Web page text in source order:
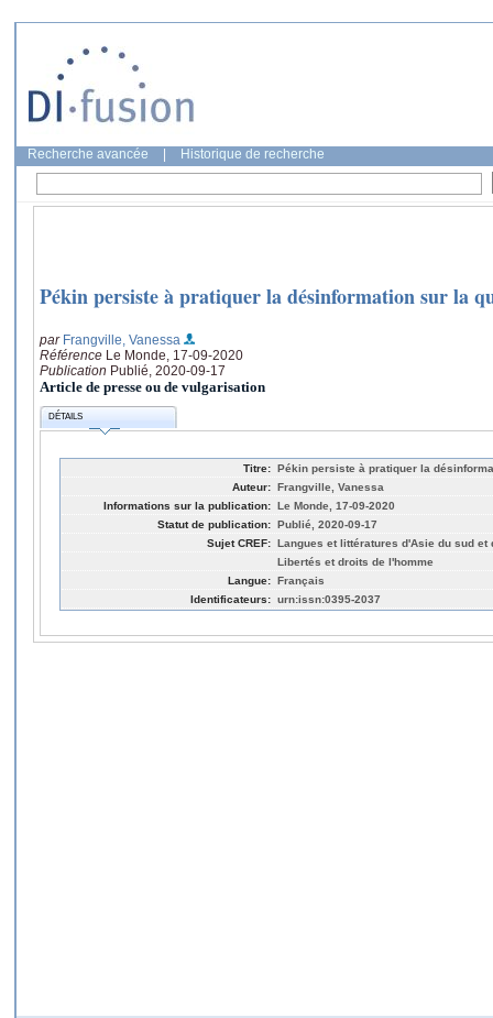
Recherche avancée Historique de recherche
Pékin persiste à pratiquer la désinformation sur la
par Frangville, Vanessa
Référence Le Monde, 17-09-2020
Publication Publié, 2020-09-17
Article de presse ou de vulgarisation
DÉTAILS
Titre: Pékin persiste à pratiquer la
Auteur: Frangville, Vanessa
Informations sur la publication: Le Monde, 17-09-2020
Statut de publication: Publié, 2020-09-17
Sujet CREF: Langues et littératures d'Asie du sud et
Libertés et droits de l'homme
Langue: Français
Identificateurs: urn:issn:0395-2037